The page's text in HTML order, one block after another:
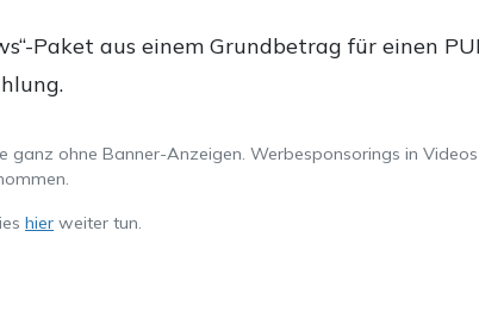
Paket aus einem Grundbetrag für einen
ohne Banner-Anzeigen. Werbesponsorings in
hier weiter tun.